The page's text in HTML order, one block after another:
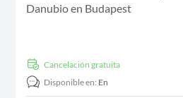
Danubio en Budapest
cancelación gratuita
Disponible en: En